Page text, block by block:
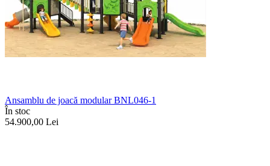
Ansamblu de joacă modular BNL046-1
În stoc
54.900,00 Lei